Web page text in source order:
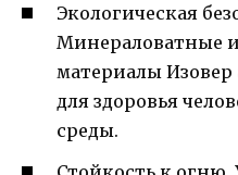
Экологическая
Минераловатные и
материалы
для здоровья
среды.